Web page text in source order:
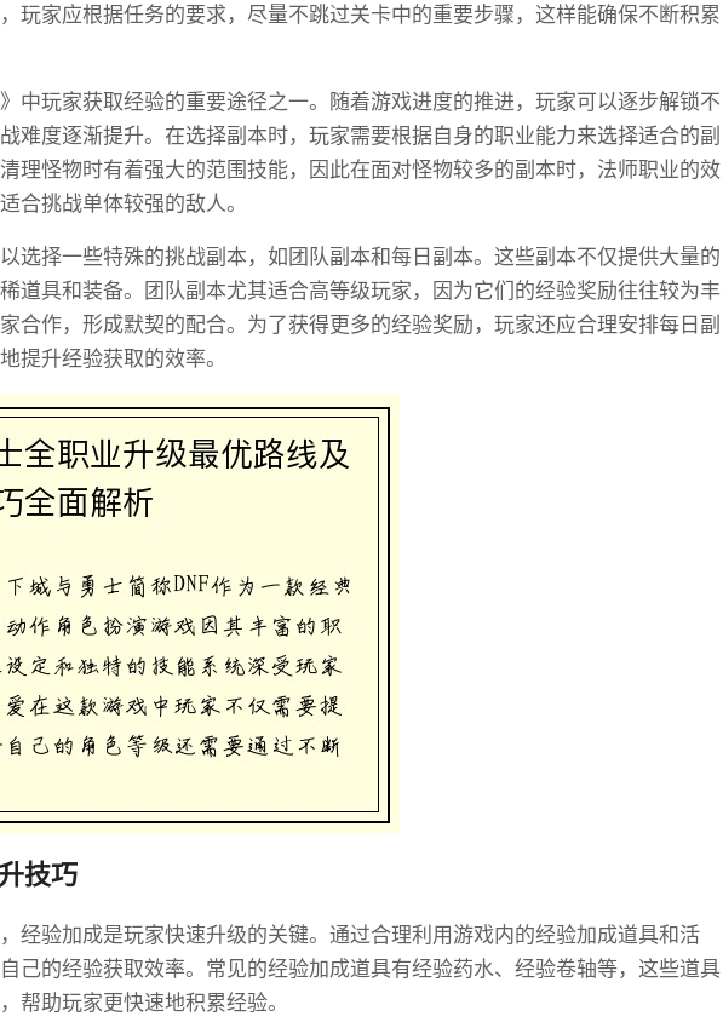
玩家应根据任务的要求，尽量不跳过关卡中的重要步骤，这样能确保不断积累
中玩家获取经验的重要途径之一。随着游戏进度的推进，玩家可以逐步解锁不
难度逐渐提升。在选择副本时，玩家需要根据自身的职业能力来选择适合的副
理怪物时有着强大的范围技能，因此在面对怪物较多的副本时，法师职业的效
合挑战单体较强的敌人。
选择一些特殊的挑战副本，如团队副本和每日副本。这些副本不仅提供大量的
道具和装备。团队副本尤其适合高等级玩家，因为它们的经验奖励往往较为丰
合作，形成默契的配合。为了获得更多的经验奖励，玩家还应合理安排每日副
提升经验获取的效率。
技巧
经验加成是玩家快速升级的关键。通过合理利用游戏内的经验加成道具和活
己的经验获取效率。常见的经验加成道具有经验药水、经验卷轴等，这些道具
帮助玩家更快速地积累经验。